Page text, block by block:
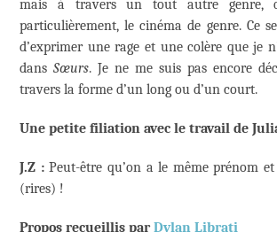
mais à travers un tout autre genre,
particulièrement, le cinéma de genre. Ce
d’exprimer une rage et une colère que je
dans Sœurs. Je ne me suis pas encore
travers la forme d’un long ou d’un court.
Une petite filiation avec le travail de
J.Z :Peut-être qu’on a le même prénom et
(rires) !
Propos recueillis par Dylan Librati